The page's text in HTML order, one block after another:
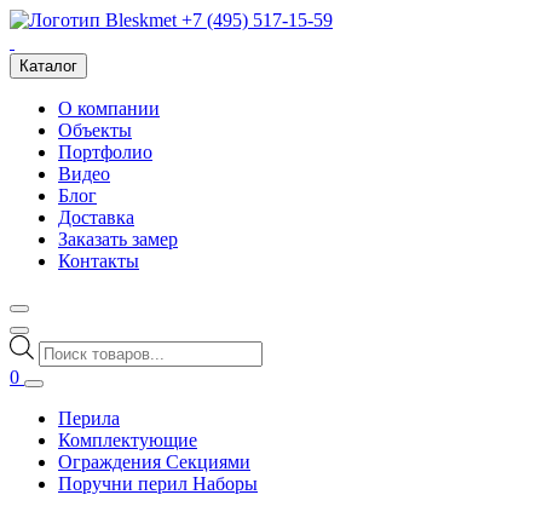
+7 (495) 517-15-59
Каталог
О компании
Объекты
Портфолио
Видео
Блог
Доставка
Заказать замер
Контакты
Поиск
товаров
0
Перила
Комплектующие
Ограждения Секциями
Поручни перил Наборы